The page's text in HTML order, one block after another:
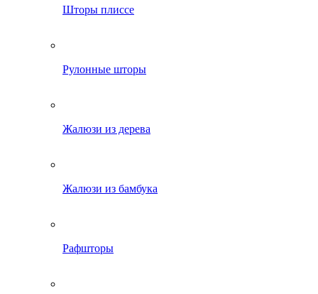
Шторы плиссе
Рулонные шторы
Жалюзи из дерева
Жалюзи из бамбука
Рафшторы